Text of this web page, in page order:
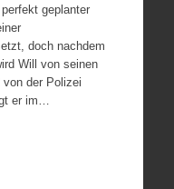
geplanter
doch nachdem
Will von seinen
der Polizei
er im…